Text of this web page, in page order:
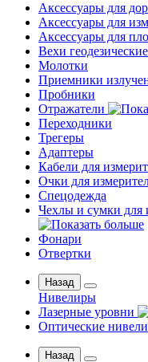
Аксессуары для
Аксессуары для
Аксессуары для
Вехи геодезические
Молотки
Приемники
Пробники
Отражатели
Переходники
Трегеры
Адаптеры
Кабели для
Очки для
Спецодежда
Чехлы и сумки для
Фонари
Отвертки
Назад
Нивелиры
Лазерные уровни
Оптические
Назад